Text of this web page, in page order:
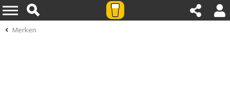
Merken